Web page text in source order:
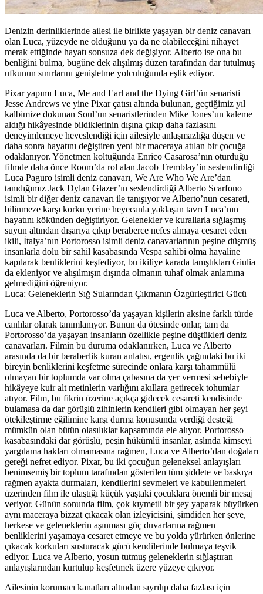
Denizin derinliklerinde ailesi ile birlikte yaşayan bir deniz canavarı
olan Luca, yüzeyde ne olduğunu ya da ne olabileceğini nihayet
merak ettiğinde hayatı sonsuza dek değişiyor. Alberto ise ona bu
benliğini bulma, bugüne dek alışılmış düzen tarafından dar tutulmuş
ufkunun sınırlarını genişletme yolculuğunda eşlik ediyor.
Pixar yapımı Luca, Me and Earl and the Dying Girl’ün senaristi
Jesse Andrews ve yine Pixar çatısı altında bulunan, geçtiğimiz yıl
kalbimize dokunan Soul’un senaristlerinden Mike Jones’un kaleme
aldığı hikâyesinde bildiklerinin dışına çıkıp daha fazlasını
deneyimlemeye heveslendiği için ailesiyle anlaşmazlığa düşen ve
daha sonra hayatını değiştiren yeni bir maceraya atılan bir çocuğa
odaklanıyor. Yönetmen koltuğunda Enrico Casarosa’nın oturduğu
filmde daha önce Room’da rol alan Jacob Tremblay’in seslendirdiği
Luca Paguro isimli deniz canavarı, We Are Who We Are’dan
tanıdığımız Jack Dylan Glazer’ın seslendirdiği Alberto Scarfono
isimli bir diğer deniz canavarı ile tanışıyor ve Alberto’nun cesareti,
bilinmeze karşı korku yerine heyecanla yaklaşan tavrı Luca’nın
hayatını kökünden değiştiriyor. Gelenekler ve kurallarla sığlaşmış
suyun altından dışarıya çıkıp beraberce nefes almaya cesaret eden
ikili, İtalya’nın Portorosso isimli deniz canavarlarının peşine düşmüş
insanlarla dolu bir sahil kasabasında Vespa sahibi olma hayaline
kapılarak benliklerini keşfediyor, bu ikiliye karada tanıştıkları Giulia
da ekleniyor ve alışılmışın dışında olmanın tuhaf olmak anlamına
gelmediğini öğreniyor.
Luca: Geleneklerin Sığ Sularından Çıkmanın Özgürleştirici Gücü
Luca ve Alberto, Portorosso’da yaşayan kişilerin aksine farklı türde
canlılar olarak tanımlanıyor. Bunun da ötesinde onlar, tam da
Portorosso’da yaşayan insanların özellikle peşine düştükleri deniz
canavarları. Filmin bu duruma odaklanırken, Luca ve Alberto
arasında da bir beraberlik kuran anlatısı, ergenlik çağındaki bu iki
bireyin benliklerini keşfetme sürecinde onlara karşı tahammülü
olmayan bir toplumda var olma çabasına da yer vermesi sebebiyle
hikâyeye kuir alt metinlerin varlığını akıllara getirecek tohumlar
atıyor. Film, bu fikrin üzerine açıkça gidecek cesareti kendisinde
bulamasa da dar görüşlü zihinlerin kendileri gibi olmayan her şeyi
ötekileştirme eğilimine karşı durma konusunda verdiği desteği
mümkün olan bütün olasılıklar kapsamında ele alıyor. Portorosso
kasabasındaki dar görüşlü, peşin hükümlü insanlar, aslında kimseyi
yargılama hakları olmamasına rağmen, Luca ve Alberto’dan doğaları
gereği nefret ediyor. Pixar, bu iki çocuğun geleneksel anlayışları
benimsemiş bir toplum tarafından gösterilen tüm şiddete ve baskıya
rağmen ayakta durmaları, kendilerini sevmeleri ve kabullenmeleri
üzerinden film ile ulaştığı küçük yaştaki çocuklara önemli bir mesaj
veriyor. Günün sonunda film, çok kıymetli bir şey yaparak büyürken
aynı maceraya bizzat çıkacak olan izleyicisini, şimdiden her şeye,
herkese ve geleneklerin aşınması güç duvarlarına rağmen
benliklerini yaşamaya cesaret etmeye ve bu yolda yürürken önlerine
çıkacak korkuları susturacak gücü kendilerinde bulmaya teşvik
ediyor. Luca ve Alberto, yosun tutmuş geleneklerin sığlaştıran
anlayışlarından kurtulup keşfetmek üzere yüzeye çıkıyor.
Ailesinin korumacı kanatları altından sıyrılıp daha fazlası için